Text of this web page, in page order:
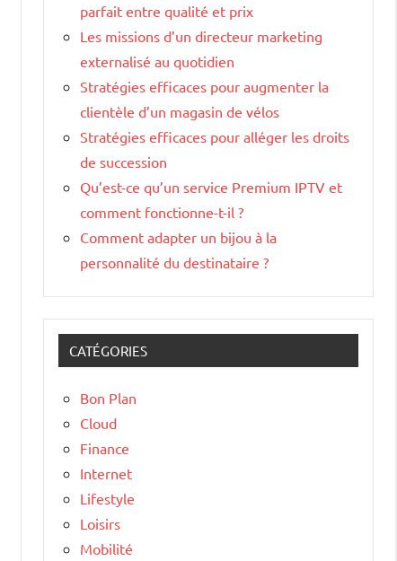
parfait entre qualité et prix
Les missions d’un directeur marketing
externalisé au quotidien
Stratégies efficaces pour augmenter la
clientèle d’un magasin de vélos
Stratégies efficaces pour alléger les droits
de succession
Qu’est-ce qu’un service Premium IPTV et
comment fonctionne-t-il ?
Comment adapter un bijou à la
personnalité du destinataire ?
CATÉGORIES
Bon Plan
Cloud
Finance
Internet
Lifestyle
Loisirs
Mobilité